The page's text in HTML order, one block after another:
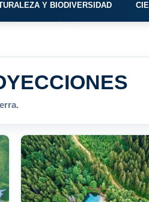
Y BIODIVERSIDAD